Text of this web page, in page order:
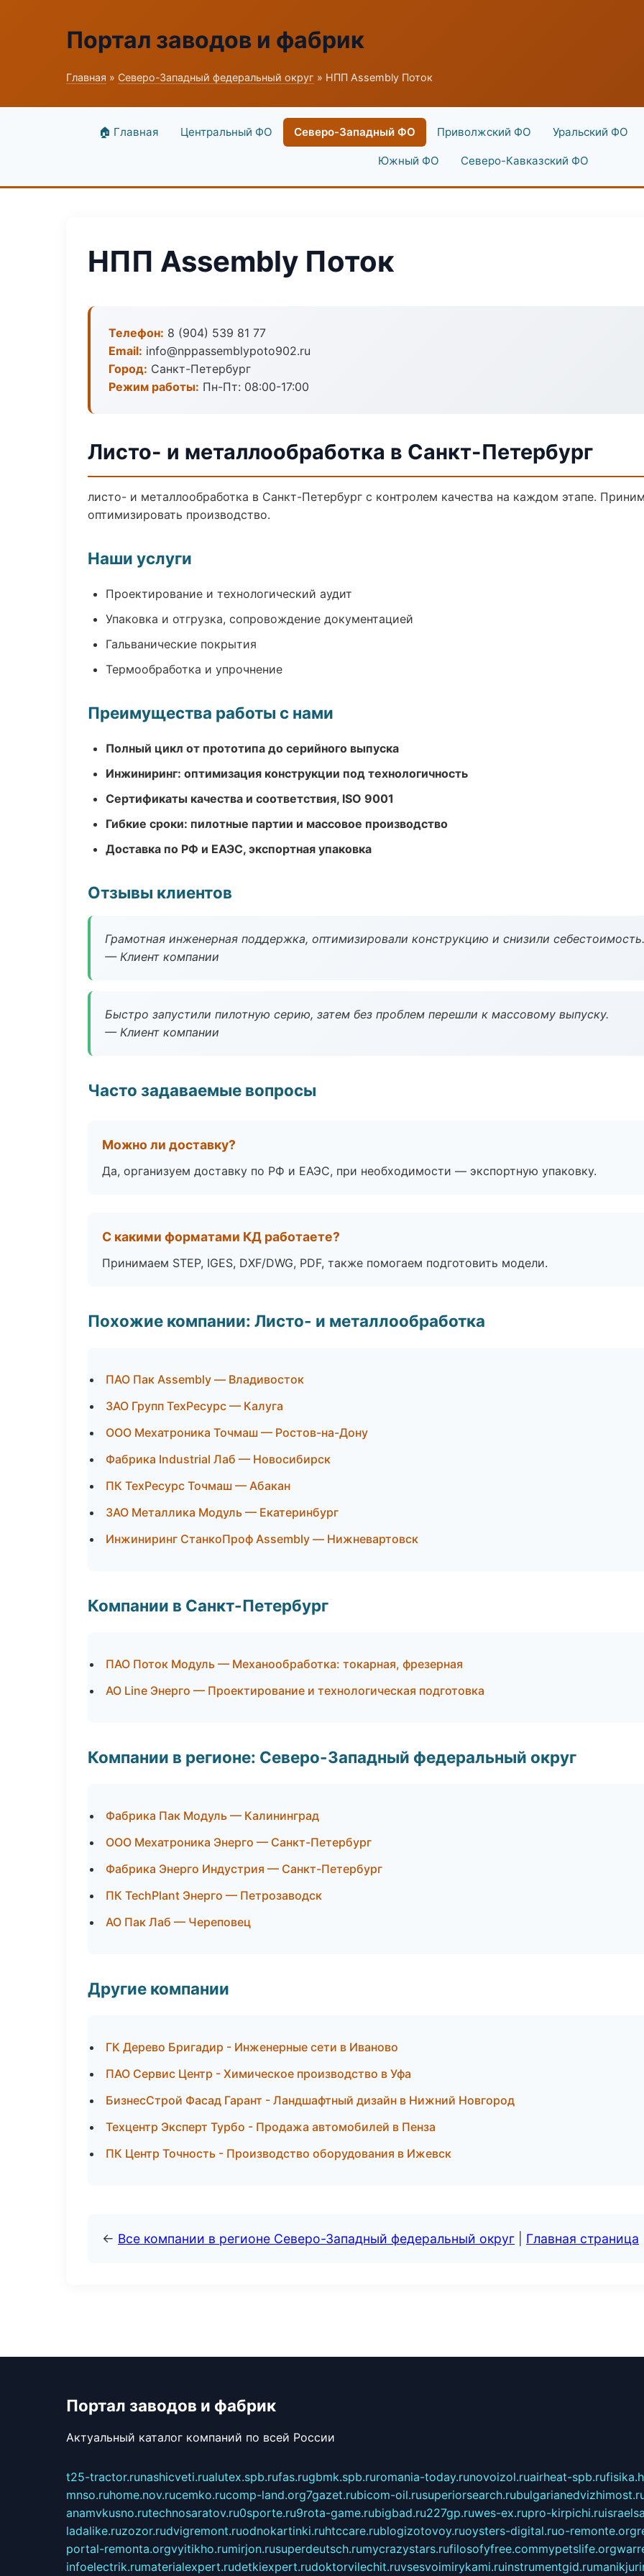
Портал заводов и фабрик
Главная » Северо-Западный федеральный округ » НПП Assembly Поток
🏠 Главная Центральный ФО Северо-Западный ФО Приволжский ФО Уральский ФО
Южный ФО Северо-Кавказский ФО
НПП Assembly Поток
Телефон: 8 (904) 539 81 77
Email: info@nppassemblypoto902.ru
Город: Санкт-Петербург
Режим работы: Пн-Пт: 08:00-17:00
Листо- и металлообработка в Санкт-Петербург
листо- и металлообработка в Санкт-Петербург с контролем качества на каждом этапе.
оптимизировать производство.
Наши услуги
Проектирование и технологический аудит
Упаковка и отгрузка, сопровождение документацией
Гальванические покрытия
Термообработка и упрочнение
Преимущества работы с нами
Полный цикл от прототипа до серийного выпуска
Инжиниринг: оптимизация конструкции под технологичность
Сертификаты качества и соответствия, ISO 9001
Гибкие сроки: пилотные партии и массовое производство
Доставка по РФ и ЕАЭС, экспортная упаковка
Отзывы клиентов
Грамотная инженерная поддержка, оптимизировали конструкцию и снизили себестоимость.
— Клиент компании
Быстро запустили пилотную серию, затем без проблем перешли к массовому выпуску.
— Клиент компании
Часто задаваемые вопросы
Можно ли доставку?
Да, организуем доставку по РФ и ЕАЭС, при необходимости — экспортную упаковку.
С какими форматами КД работаете?
Принимаем STEP, IGES, DXF/DWG, PDF, также помогаем подготовить модели.
Похожие компании: Листо- и металлообработка
ПАО Пак Assembly — Владивосток
ЗАО Групп ТехРесурс — Калуга
ООО Мехатроника Точмаш — Ростов-на-Дону
Фабрика Industrial Лаб — Новосибирск
ПК ТехРесурс Точмаш — Абакан
ЗАО Металлика Модуль — Екатеринбург
Инжиниринг СтанкоПроф Assembly — Нижневартовск
Компании в Санкт-Петербург
ПАО Поток Модуль — Механообработка: токарная, фрезерная
АО Line Энерго — Проектирование и технологическая подготовка
Компании в регионе: Северо-Западный федеральный округ
Фабрика Пак Модуль — Калининград
ООО Мехатроника Энерго — Санкт-Петербург
Фабрика Энерго Индустрия — Санкт-Петербург
ПК TechPlant Энерго — Петрозаводск
АО Пак Лаб — Череповец
Другие компании
ГК Дерево Бригадир - Инженерные сети в Иваново
ПАО Сервис Центр - Химическое производство в Уфа
БизнесСтрой Фасад Гарант - Ландшафтный дизайн в Нижний Новгород
Техцентр Эксперт Турбо - Продажа автомобилей в Пенза
ПК Центр Точность - Производство оборудования в Ижевск
← Все компании в регионе Северо-Западный федеральный округ Главная страница
Портал заводов и фабрик
Актуальный каталог компаний по всей России
t25-tractor.runashicveti.rualutex.spb.rufas.rugbmk.spb.ruromania-today.runovoizol.ruairheat-spb.ru
mnso.ruhome.nov.rucemko.rucomp-land.org7gazet.rubicom-oil.rusuperiorsearch.ru
anamvkusno.rutechnosaratov.ru0sporte.ru9rota-game.rubigbad.ru227gp.ruwes-ex.rupro-kirpichi.ru
ladalike.ruzozor.rudvigremont.ruodnokartinki.ruhtccare.rublogizotovoy.ruoysters-digital.ruo-remonte.org
portal-remonta.orgvyitikho.rumirjon.rusuperdeutsch.rumycrazystars.rufilosofyfree.commypetslife.org
infoelectrik.rumaterialexpert.rudetkiexpert.rudoktorvilechit.ruvsesvoimirykami.ruinstrumentgid.ru